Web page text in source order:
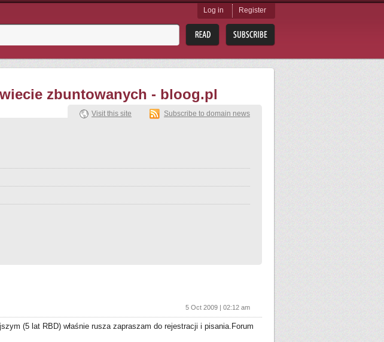
Log in Register
zbuntowanych - bloog.pl
Visit this site Subscribe to domain news
5 Oct 2009 | 02:12 am
(5 lat RBD) właśnie rusza zapraszam do rejestracji i pisania.Forum